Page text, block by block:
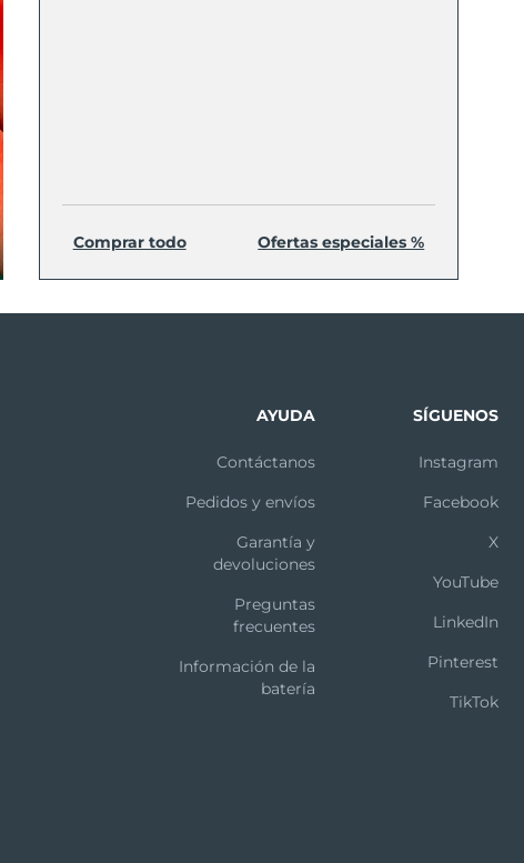
Comprar todo Ofertas especiales %
AYUDA
Contáctanos
Pedidos y envíos
Garantía y
devoluciones
Preguntas
frecuentes
Información de la
batería
SÍGUENOS
Instagram
Facebook
X
YouTube
LinkedIn
Pinterest
TikTok